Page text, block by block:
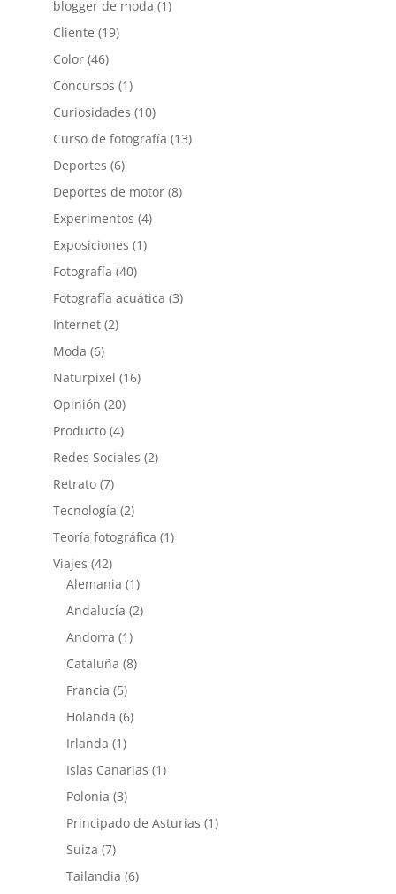
blogger de moda (1)
Cliente (19)
Color(46)
Concursos (1)
Curiosidades (10)
Curso de fotografía (13)
Deportes (6)
Deportes de motor(8)
Experimentos (4)
Exposiciones (1)
Fotografía (40)
Fotografía acuática (3)
Internet(2)
Moda (6)
Naturpixel (16)
Opinión (20)
Producto(4)
Redes Sociales (2)
Retrato(7)
Tecnología (2)
Teoría fotográfica (1)
Viajes (42)
Alemania (1)
Andalucía (2)
Andorra (1)
Cataluña (8)
Francia (5)
Holanda (6)
Irlanda (1)
Islas Canarias (1)
Polonia (3)
Principado de Asturias (1)
Suiza (7)
Tailandia (6)